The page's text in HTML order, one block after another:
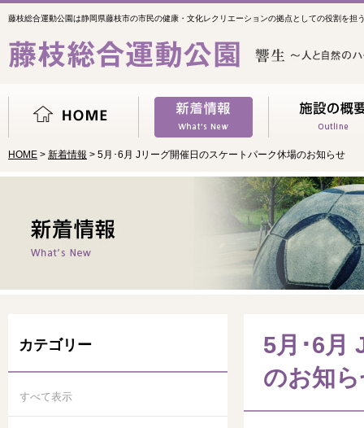
藤枝総合運動公園は静岡県藤枝市の市民の健康・文化レクリエーションの拠点としての役割を担
HOME > 新着情報 > 5月･6月 Jリーグ開催日のスケートパーク休場のお知らせ
5月･6月
のお知
カテゴリー
すべて表示